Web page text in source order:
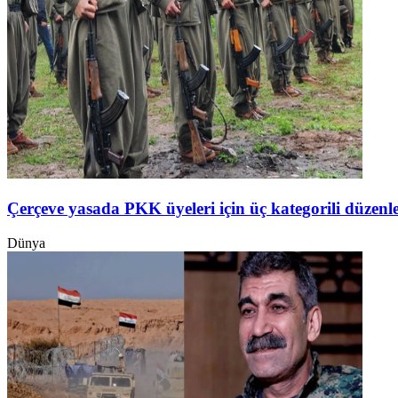
Çerçeve yasada PKK üyeleri için üç kategorili
Dünya